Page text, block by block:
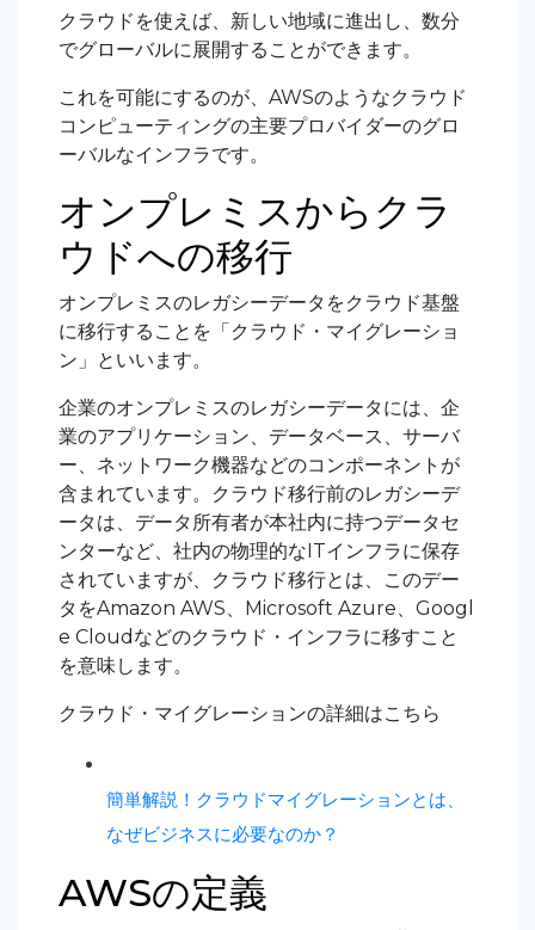
クラウドを使えば、新しい地域に進出し、数分
でグローバルに展開することができます。
これを可能にするのが、AWSのようなクラウド
コンピューティングの主要プロバイダーのグロ
ーバルなインフラです。
オンプレミスからクラ
ウドへの移行
オンプレミスのレガシーデータをクラウド基盤
に移行することを「クラウド・マイグレーショ
ン」といいます。
企業のオンプレミスのレガシーデータには、企
業のアプリケーション、データベース、サーバ
ー、ネットワーク機器などのコンポーネントが
含まれています。クラウド移行前のレガシーデ
ータは、データ所有者が本社内に持つデータセ
ンターなど、社内の物理的なITインフラに保存
されていますが、クラウド移行とは、このデー
タをAmazon AWS、Microsoft Azure、Googl
e Cloudなどのクラウド・インフラに移すこと
を意味します。
クラウド・マイグレーションの詳細はこちら
簡単解説！クラウドマイグレーションとは、
なぜビジネスに必要なのか？
AWSの定義